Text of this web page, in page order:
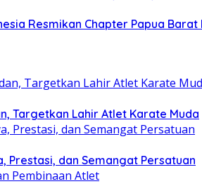
Resmikan Chapter Papua Barat
Targetkan Lahir Atlet Karate Muda
Prestasi, dan Semangat Persatuan